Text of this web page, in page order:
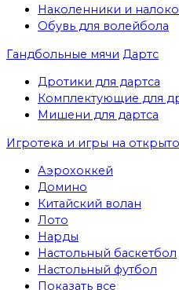
Наколенники и
Обувь для волейбола
Гандбольные мячи Дартс
Дротики для дартса
Комплектующие для
Мишени для дартса
Игротека и игры на
Аэрохоккей
Домино
Китайский волан
Лото
Нарды
Настольный баскетбол
Настольный футбол
Показать все